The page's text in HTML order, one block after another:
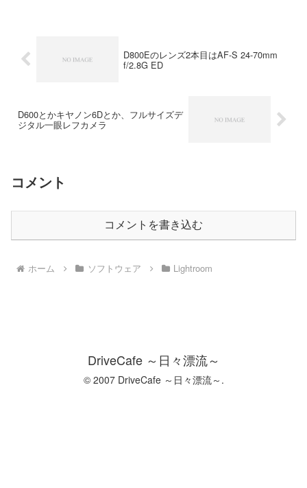
D800Eのレンズ2本目はAF-S 24-70mm
f/2.8G ED
D600とかキヤノン6Dとか、フルサイズデ
ジタル一眼レフカメラ
コメント
コメントを書き込む
ホーム ソフトウェア Lightroom
DriveCafe ～日々漂流～
© 2007 DriveCafe ～日々漂流～.